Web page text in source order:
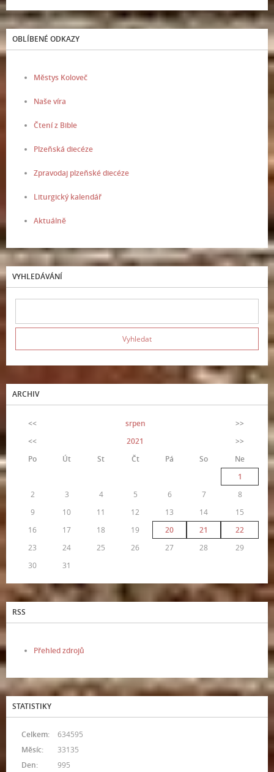
OBLÍBENÉ ODKAZY
Městys Koloveč
Naše víra
Čtení z Bible
Plzeňská diecéze
Zpravodaj plzeňské diecéze
Liturgický kalendář
Aktuálně
VYHLEDÁVÁNÍ
ARCHIV
<< srpen
>>
<<
2021
>>
Po
Út St Čt Pá So
Ne
1
2
3 4 5 6 7
8
9
10 11 12 13 14
15
16
17 18 19 20 21
22
23
24 25 26 27 28
29
30
31
RSS
Přehled zdrojů
STATISTIKY
Celkem:
634595
Měsíc:
33135
Den:
995